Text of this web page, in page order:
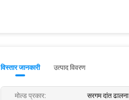
विस्तार जानकारी उत्पाद विवरण
मोल्ड प्रकार: सरगम दांत ढालना